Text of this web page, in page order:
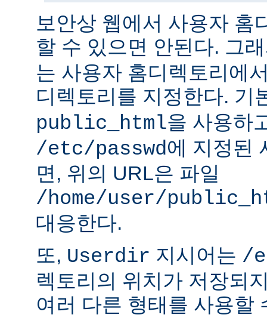
보안상 웹에서 사용자 홈
할 수 있으면 안된다. 그
는 사용자 홈디렉토리에
디렉토리를 지정한다. 기
public_html을 사용하
/etc/passwd에 지정된
면, 위의 URL은 파일
/home/user/
대응한다.
또, Userdir 지시어는 /
렉토리의 위치가 저장되
여러 다른 형태를 사용할